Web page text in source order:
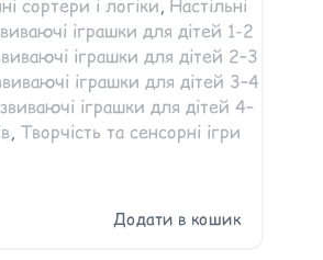
іграшки для дітей 1-2
іграшки для дітей 2–3
іграшки для дітей 3–4
іграшки для дітей 4–
, Творчість та сенсорні ігри
Додати в кошик